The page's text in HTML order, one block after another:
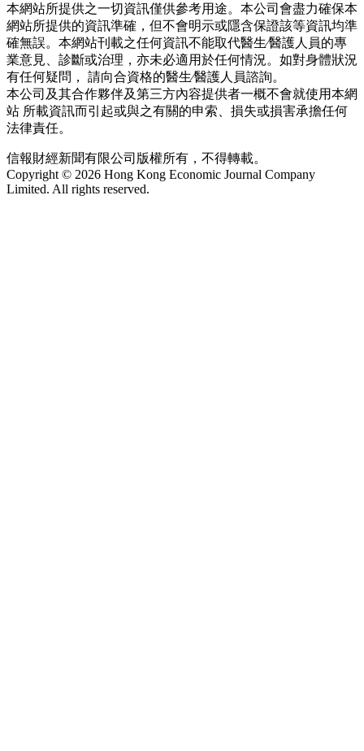
本網站所提供之一切資訊僅供參考用途。本公司會盡力確保本
網站所提供的資訊準確，但不會明示或隱含保證該等資訊均準
確無誤。本網站刊載之任何資訊不能取代醫生∕醫護人員的專
業意見、診斷或治理，亦未必適用於任何情況。如對身體狀況
有任何疑問， 請向合資格的醫生∕醫護人員諮詢。
本公司及其合作夥伴及第三方內容提供者一概不會就使用本網
站 所載資訊而引起或與之有關的申索、損失或損害承擔任何
法律責任。
信報財經新聞有限公司版權所有，不得轉載。
Copyright © 2026 Hong Kong Economic Journal Company
Limited. All rights reserved.